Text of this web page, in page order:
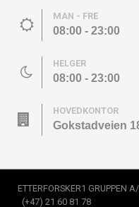
MAN - FRE
08:00 - 23:00
HELGER
08:00 - 23:00
HOVEDKONTOR
Gokstadveien
ETTERFORSKER1 GRUPPEN
(+47) 21 60 81 78